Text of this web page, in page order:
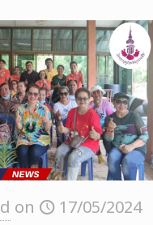
on
17/05/2024